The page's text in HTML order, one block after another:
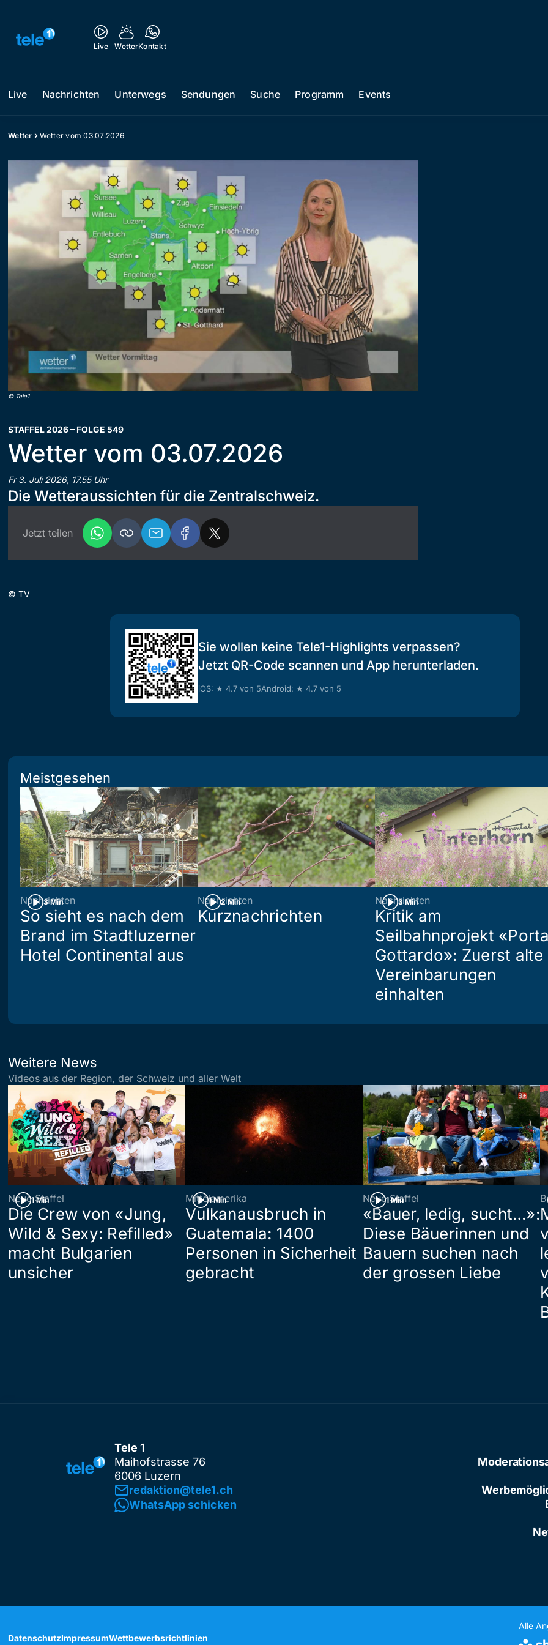
Live WetterKontakt
Live Nachrichten Unterwegs Sendungen Suche Programm Events
Wetter Wetter vom 03.07.2026
© Tele1
STAFFEL 2026 – FOLGE 549
Wetter vom 03.07.2026
Fr 3. Juli 2026, 17.55 Uhr
Die Wetteraussichten für die Zentralschweiz.
Jetzt teilen
© TV
Sie wollen keine Tele1-Highlights verpassen?
Jetzt QR-Code scannen und App herunterladen.
iOS: ★ 4.7 von 5Android: ★ 4.7 von 5
Meistgesehen
3 Min
Nachrichten
So sieht es nach dem
Brand im Stadtluzerner
Hotel Continental aus
2 Min
Nachrichten
Kurznachrichten
3 Min
Nachrichten
Kritik am
Seilbahnprojekt «Porta
Gottardo»: Zuerst alte
Vereinbarungen
einhalten
Weitere News
Videos aus der Region, der Schweiz und aller Welt
1 Min
Neue Staffel
Die Crew von «Jung,
Wild & Sexy: Refilled»
macht Bulgarien
unsicher
1 Min
Mittelamerika
Vulkanausbruch in
Guatemala: 1400
Personen in Sicherheit
gebracht
1 Min
Neue Staffel
«Bauer, ledig, sucht…»:
Diese Bäuerinnen und
Bauern suchen nach
der grossen Liebe
Tele 1
Maihofstrasse 76
6006 Luzern
redaktion@tele1.ch
WhatsApp schicken
DatenschutzImpressumWettbewerbsrichtlinien
Alle